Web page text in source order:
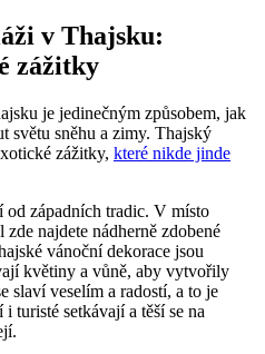
v Thajsku:
zážitky
je jedinečným způsobem, jak
světu sněhu a zimy. Thajský
zážitky, které nikde jinde
západních tradic. V místo
najdete nádherně zdobené
vánoční dekorace jsou
květiny a vůně, aby vytvořily
slaví veselím a radostí, a to je
turisté setkávají a těší se na